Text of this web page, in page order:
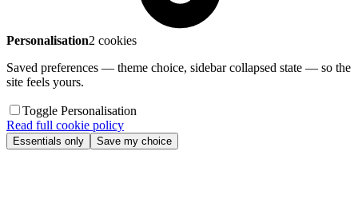
Personalisation2 cookies
Saved preferences — theme choice, sidebar collapsed state — so the
site feels yours.
Toggle Personalisation
Read full cookie policy
Essentials only Save my choice